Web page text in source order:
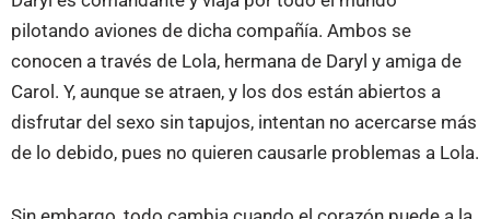
pilotando aviones de dicha compañía. Ambos se
conocen a través de Lola, hermana de Daryl y amiga de
Carol. Y, aunque se atraen, y los dos están abiertos a
disfrutar del sexo sin tapujos, intentan no acercarse más
de lo debido, pues no quieren causarle problemas a Lola.